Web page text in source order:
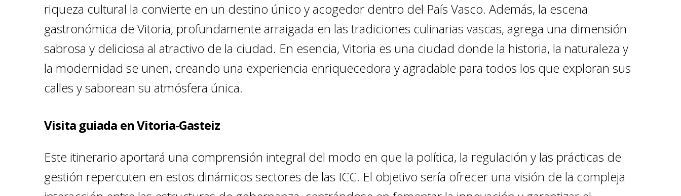
riqueza cultural la convierte en un destino único y acogedor dentro del País Vasco. Además, la escena
gastronómica de Vitoria, profundamente arraigada en las tradiciones culinarias vascas, agrega una dimensión
sabrosa y deliciosa al atractivo de la ciudad. En esencia, Vitoria es una ciudad donde la historia, la naturaleza y
la modernidad se unen, creando una experiencia enriquecedora y agradable para todos los que exploran sus
calles y saborean su atmósfera única.
Visita guiada en Vitoria-Gasteiz
Este itinerario aportará una comprensión integral del modo en que la política, la regulación y las prácticas de
gestión repercuten en estos dinámicos sectores de las ICC. El objetivo sería ofrecer una visión de la compleja